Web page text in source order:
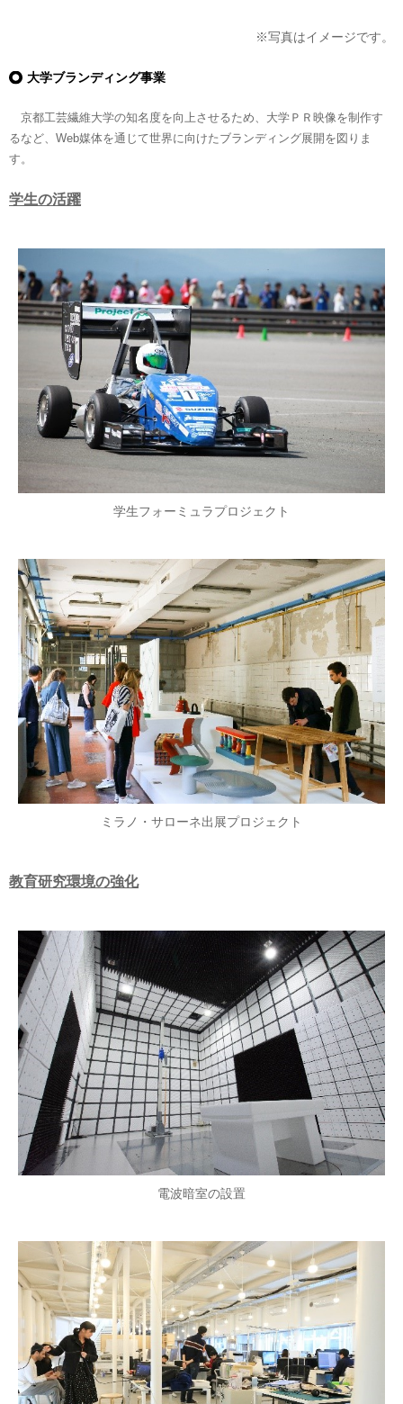
※写真はイメージです。
大学ブランディング事業
京都工芸繊維大学の知名度を向上させるため、大学ＰＲ映像を制作す
るなど、Web媒体を通じて世界に向けたブランディング展開を図りま
す。
学生の活躍
学生フォーミュラプロジェクト
ミラノ・サローネ出展プロジェクト
教育研究環境の強化
電波暗室の設置